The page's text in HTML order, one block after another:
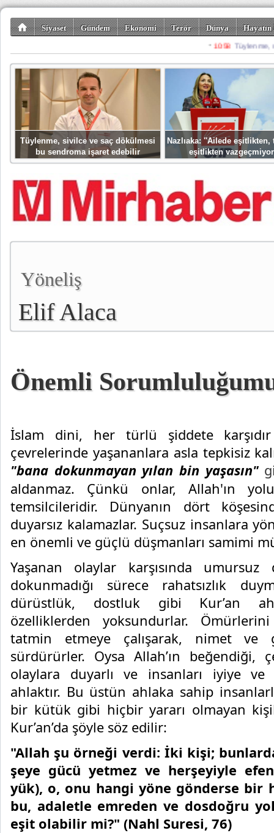
Siyaset Gündem Ekonomi Terör Dünya
Spor Misafir
Tüylenme, sivilce ve saç dökülmesi
bu sendroma işaret edebilir
Nazlıaka: ''Ailede eşitlikten,
eşitlikten
Yöneliş
Elif Alaca
Önemli
İslam dini, her türlü şiddete
çevrelerinde yaşananlara asla tepkisiz
"bana dokunmayan yılan bin yaşasın"
aldanmaz. Çünkü onlar, Allah'ın
temsilcileridir. Dünyanın dört
duyarsız kalamazlar. Suçsuz insanlara
en önemli ve güçlü düşmanları samimi
Yaşanan olaylar karşısında umursuz
dokunmadığı sürece rahatsızlık
dürüstlük, dostluk gibi Kur’an
özelliklerden yoksundurlar.
tatmin etmeye çalışarak, nimet ve
sürdürürler. Oysa Allah’ın beğendiği,
olaylara duyarlı ve insanları iyiye
ahlaktır. Bu üstün ahlaka sahip
bir kütük gibi hiçbir yararı olmayan
Kur’an’da şöyle söz edilir:
"Allah şu örneği verdi: İki kişi;
şeye gücü yetmez ve herşeyiyle
yük), o, onu hangi yöne gönderse bir
bu, adaletle emreden ve dosdoğru
eşit olabilir mi?" (Nahl Suresi, 76)